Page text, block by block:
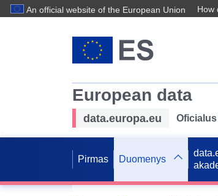
An official website of the European Union How
European data
data.europa.eu
Pirmas Duomenys